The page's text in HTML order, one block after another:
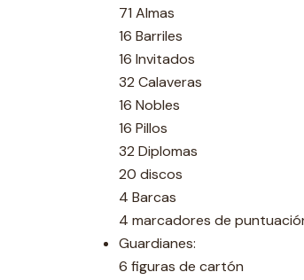
71 Almas
16 Barriles
16 Invitados
32 Calaveras
16 Nobles
16 Pillos
32 Diplomas
20 discos
4 Barcas
4 marcadores de
Guardianes:
6 figuras de cartón